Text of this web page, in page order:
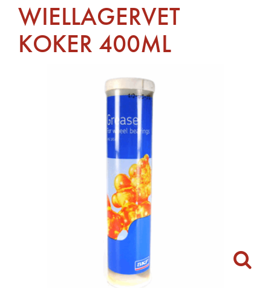
WIELLAGERVET
KOKER 400ML